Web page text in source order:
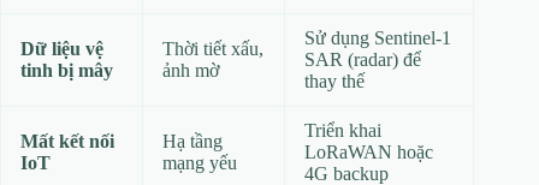
Dữ liệu vệ
tinh bị mây
Thời tiết xấu,
ảnh mờ
Sử dụng Sentinel‑1
SAR (radar) để
thay thế
Mất kết nối
IoT
Hạ tầng
mạng yếu
Triển khai
LoRaWAN hoặc
4G backup